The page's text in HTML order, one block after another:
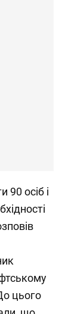
90 осіб і
цього